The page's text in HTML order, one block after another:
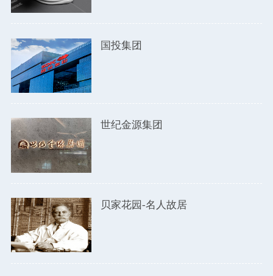
国投集团
世纪金源集团
贝家花园-名人故居